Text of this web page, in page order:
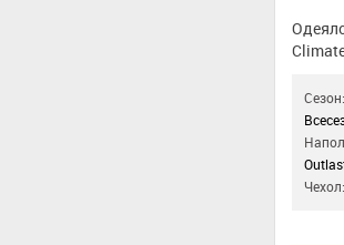
Сезон: